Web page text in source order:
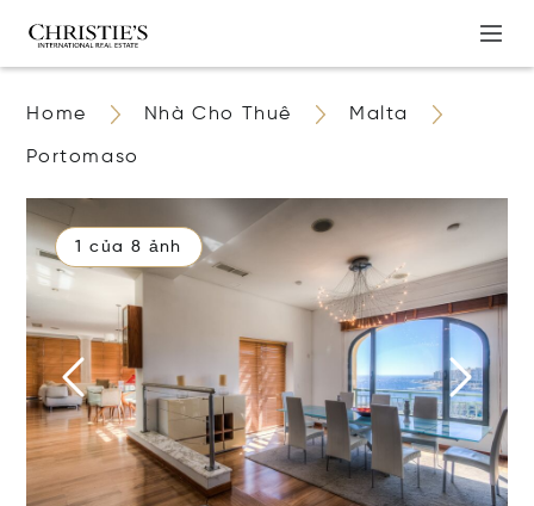
Home Nhà Cho Thuê Malta
Portomaso
1 của 8 ảnh